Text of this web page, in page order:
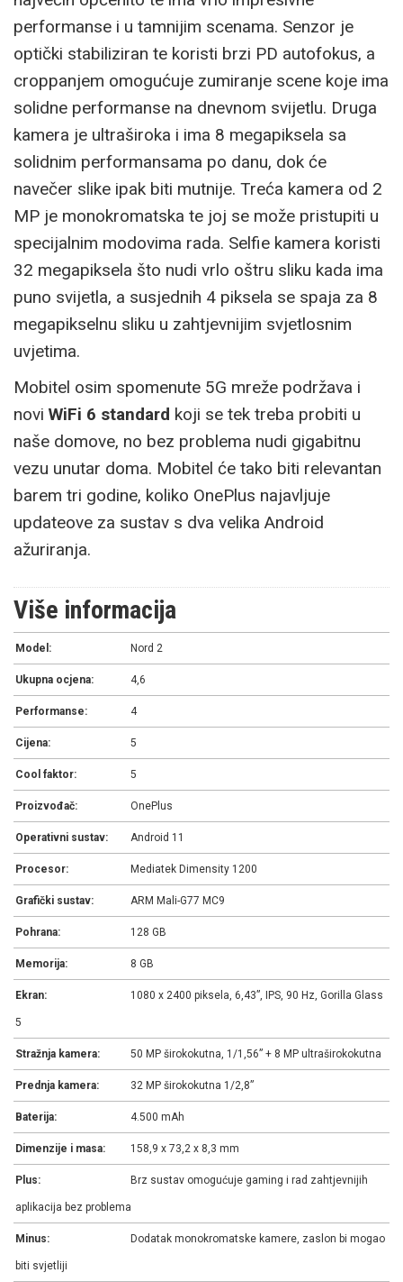
performanse i u tamnijim scenama. Senzor je
optički stabiliziran te koristi brzi PD autofokus, a
croppanjem omogućuje zumiranje scene koje ima
solidne performanse na dnevnom svijetlu. Druga
kamera je ultraširoka i ima 8 megapiksela sa
solidnim performansama po danu, dok će
navečer slike ipak biti mutnije. Treća kamera od 2
MP je monokromatska te joj se može pristupiti u
specijalnim modovima rada. Selfie kamera koristi
32 megapiksela što nudi vrlo oštru sliku kada ima
puno svijetla, a susjednih 4 piksela se spaja za 8
megapikselnu sliku u zahtjevnijim svjetlosnim
uvjetima.
Mobitel osim spomenute 5G mreže podržava i
novi WiFi 6 standard koji se tek treba probiti u
naše domove, no bez problema nudi gigabitnu
vezu unutar doma. Mobitel će tako biti relevantan
barem tri godine, koliko OnePlus najavljuje
updateove za sustav s dva velika Android
ažuriranja.
Više informacija
Model: Nord 2
Ukupna ocjena: 4,6
Performanse: 4
Cijena: 5
Cool faktor: 5
Proizvođač: OnePlus
Operativni sustav: Android 11
Procesor: Mediatek Dimensity 1200
Grafički sustav: ARM Mali-G77 MC9
Pohrana: 128 GB
Memorija: 8 GB
Ekran: 1080 x 2400 piksela, 6,43”, IPS, 90 Hz, Gorilla Glass
5
Stražnja kamera: 50 MP širokokutna, 1/1,56” + 8 MP ultraširokokutna
Prednja kamera: 32 MP širokokutna 1/2,8”
Baterija: 4.500 mAh
Dimenzije i masa: 158,9 x 73,2 x 8,3 mm
Plus: Brz sustav omogućuje gaming i rad zahtjevnijih
aplikacija bez problema
Minus: Dodatak monokromatske kamere, zaslon bi mogao
biti svjetliji